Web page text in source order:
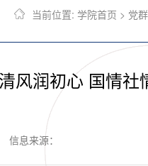
当前位置: 学院首页 > 党
风润初心 国情社
信息来源：